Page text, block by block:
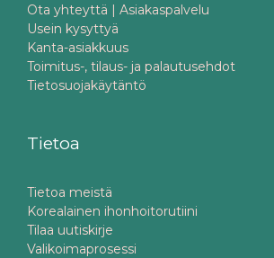
Ota yhteyttä | Asiakaspalvelu
Usein kysyttyä
Kanta-asiakkuus
Toimitus-, tilaus- ja palautusehdot
Tietosuojakäytäntö
Tietoa
Tietoa meistä
Korealainen ihonhoitorutiini
Tilaa uutiskirje
Valikoimaprosessi